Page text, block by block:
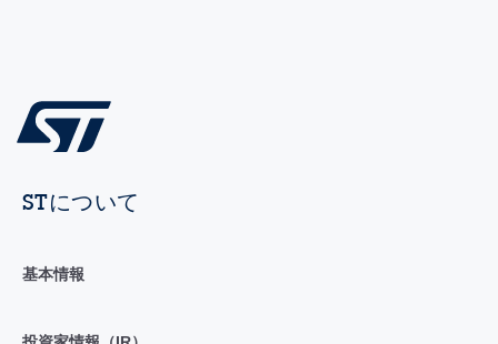
STについて
基本情報